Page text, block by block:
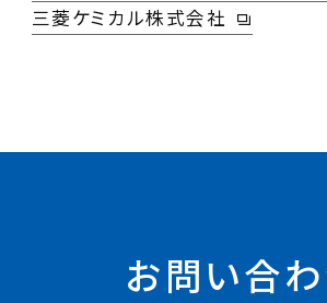
三菱ケミカル株式会社
お問い合